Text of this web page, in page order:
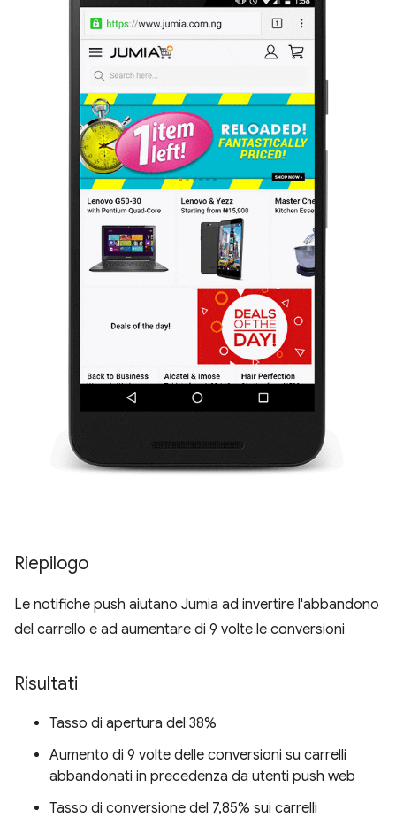
Riepilogo
Le notifiche push aiutano Jumia ad invertire l'abbandono
del carrello e ad aumentare di 9 volte le conversioni
Risultati
Tasso di apertura del 38%
Aumento di 9 volte delle conversioni su carrelli
abbandonati in precedenza da utenti push web
Tasso di conversione del 7,85% sui carrelli